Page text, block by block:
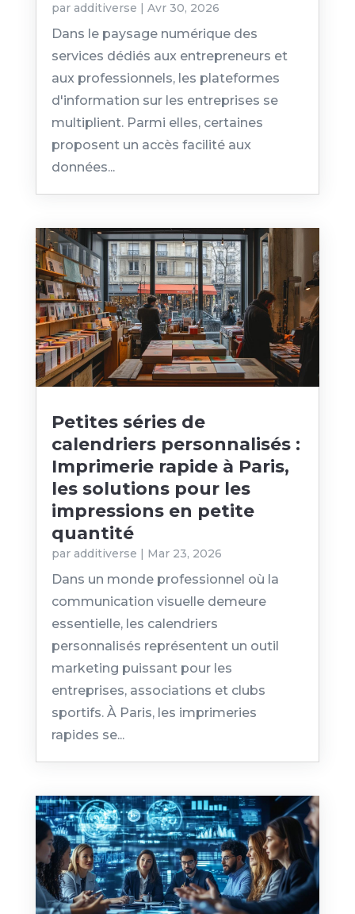
par additiverse Avr 30, 2026
Dans le paysage numérique des
services dédiés aux entrepreneurs et
aux professionnels, les plateformes
d'information sur les entreprises se
multiplient. Parmi elles, certaines
proposent un accès facilité aux
données...
Petites séries de
calendriers personnalisés :
Imprimerie rapide à Paris,
les solutions pour les
impressions en petite
quantité
par additiverse Mar 23, 2026
Dans un monde professionnel où la
communication visuelle demeure
essentielle, les calendriers
personnalisés représentent un outil
marketing puissant pour les
entreprises, associations et clubs
sportifs. À Paris, les imprimeries
rapides se...